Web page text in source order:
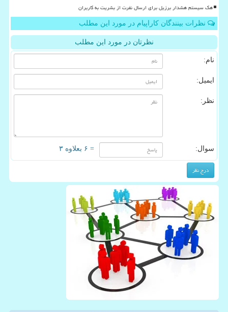
هک سیستم هشدار برزیل برای ارسال نفرت از بشریت به کاربران
نظرات بینندگان کاراپیام در مورد این مطلب
نظرتان در مورد این مطلب
نام:
ایمیل:
نظر:
سوال: = ۶ بعلاوه ۳